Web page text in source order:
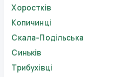
Хоростків
Копичинці
Скала-Подільська
Синьків
Трибухівці